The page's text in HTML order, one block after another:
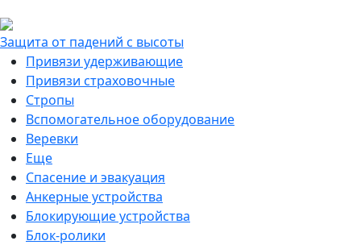
Защита от падений с высоты
Привязи удерживающие
Привязи страховочные
Стропы
Вспомогательное оборудование
Веревки
Еще
Спасение и эвакуация
Анкерные устройства
Блокирующие устройства
Блок-ролики